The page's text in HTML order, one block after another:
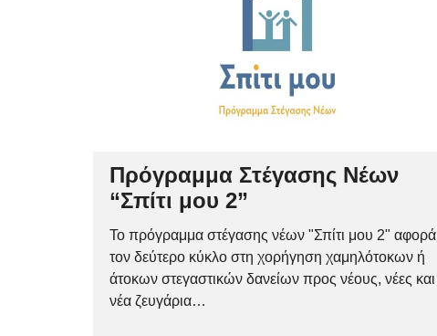
Πρόγραμμα Στέγασης Νέων
“Σπίτι μου 2”
Το πρόγραμμα στέγασης νέων "Σπίτι μου 2" αφορά
τον δεύτερο κύκλο στη χορήγηση χαμηλότοκων ή
άτοκων στεγαστικών δανείων προς νέους, νέες και
νέα ζευγάρια…